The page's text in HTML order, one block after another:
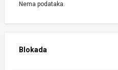
Nema podataka.
Blokada